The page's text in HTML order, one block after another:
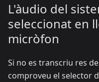
L'àudio del
seleccionat en
micròfon
Si no es transcriu res
comproveu el selector